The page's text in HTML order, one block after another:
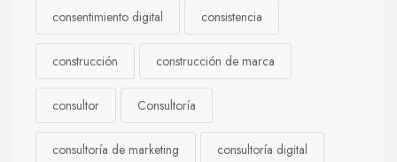
consentimiento digital consistencia
construcción construcción de marca
consultor Consultoría
consultoría de marketing consultoría digital